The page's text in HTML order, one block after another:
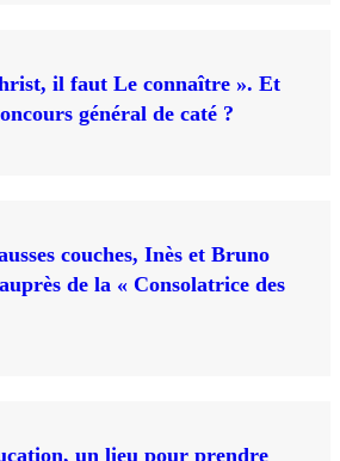
il faut Le connaître ». Et
général de caté ?
couches, Inès et Bruno
de la « Consolatrice des
un lieu pour prendre